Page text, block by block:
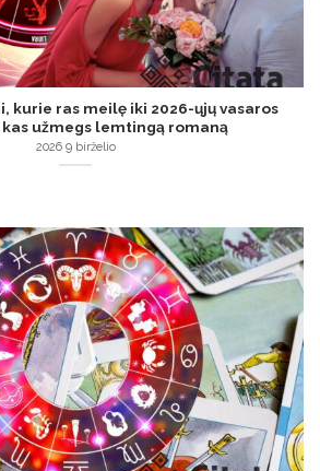
kurie ras meilę iki 2026-ųjų vasaros
užmegs lemtingą romaną
2026 9 birželio